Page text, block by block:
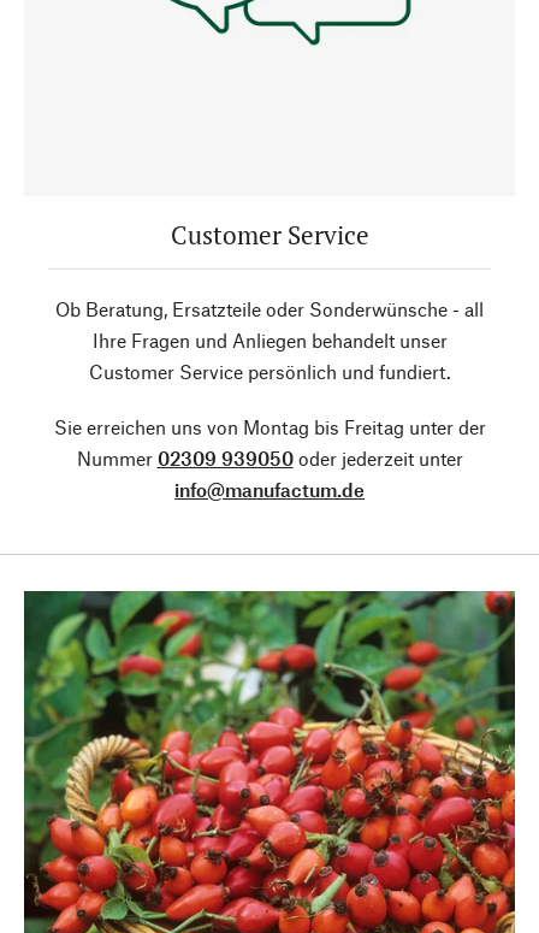
Customer Service
Ob Beratung, Ersatzteile oder Sonderwünsche - all
Ihre Fragen und Anliegen behandelt unser
Customer Service persönlich und fundiert.
Sie erreichen uns von Montag bis Freitag unter der
Nummer 02309 939050oder jederzeit unter
info@manufactum.de